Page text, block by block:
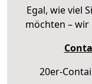
Egal, wie viel
möchten –
20er-